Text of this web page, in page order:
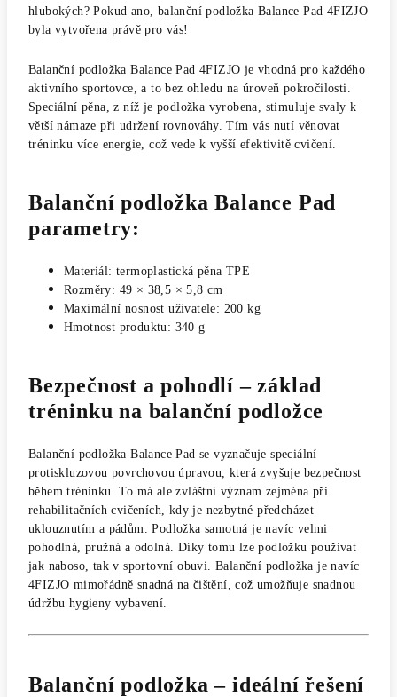
hlubokých? Pokud ano, balanční podložka Balance Pad 4FIZJO
byla vytvořena právě pro vás!
Balanční podložka Balance Pad 4FIZJO je vhodná pro každého
aktivního sportovce, a to bez ohledu na úroveň pokročilosti.
Speciální pěna, z níž je podložka vyrobena, stimuluje svaly k
větší námaze při udržení rovnováhy. Tím vás nutí věnovat
tréninku více energie, což vede k vyšší efektivitě cvičení.
Balanční podložka Balance Pad
parametry:
Materiál: termoplastická pěna TPE
Rozměry: 49 × 38,5 × 5,8 cm
Maximální nosnost uživatele: 200 kg
Hmotnost produktu: 340 g
Bezpečnost a pohodlí – základ
tréninku na balanční podložce
Balanční podložka Balance Pad se vyznačuje speciální
protiskluzovou povrchovou úpravou, která zvyšuje bezpečnost
během tréninku. To má ale zvláštní význam zejména při
rehabilitačních cvičeních, kdy je nezbytné předcházet
uklouznutím a pádům. Podložka samotná je navíc velmi
pohodlná, pružná a odolná. Díky tomu lze podložku používat
jak naboso, tak v sportovní obuvi. Balanční podložka je navíc
4FIZJO mimořádně snadná na čištění, což umožňuje snadnou
údržbu hygieny vybavení.
Balanční podložka – ideální řešení